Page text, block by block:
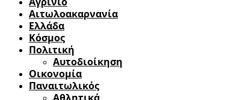
Αιτωλοακαρνανία
Ελλάδα
Κόσμος
Πολιτική
Αυτοδιοίκηση
Οικονομία
Παναιτωλικός